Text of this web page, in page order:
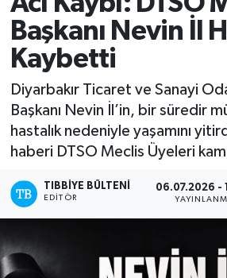
Başkanı Nevin İl
Kaybetti
Diyarbakır Ticaret ve Sanayi
Başkanı Nevin İl’in, bir süredir
hastalık nedeniyle yaşamını
haberi DTSO Meclis Üyeleri
TIBBIYE BÜLTENI
EDITÖR
06.07.2026 -
Mevzuat